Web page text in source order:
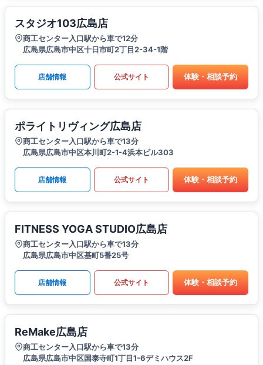
スタジオ103広島店
商工センター入口駅から車で12分
広島県広島市中区十日市町2丁目2-34-1階
店舗情報 公式サイト 体験・相談予約
ポライトリヴィング広島店
商工センター入口駅から車で13分
広島県広島市中区本川町2-1-4浜本ビル303
店舗情報 公式サイト 体験・相談予約
FITNESS YOGA STUDIO広島店
商工センター入口駅から車で13分
広島県広島市中区基町5番25号
店舗情報 公式サイト 体験・相談予約
ReMake広島店
商工センター入口駅から車で13分
広島県広島市中区国泰寺町1丁目1-6デミハウス2F